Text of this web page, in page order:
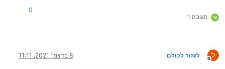
ש תגובה 1
0
ל
מנותק
לעזור לכולם 8 בדצמ׳ 2021, 11:11